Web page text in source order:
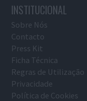
INSTITUCIONAL
Sobre Nós
Contacto
Press Kit
Ficha Técnica
Regras de Utilização
Privacidade
Política de Cookies